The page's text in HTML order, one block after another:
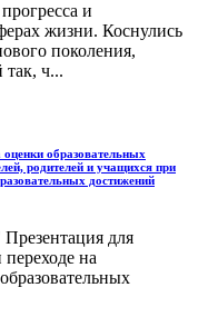
и
жизни. Коснулись
поколения,
так, ч...
образовательных
родителей и учащихся при
достижений
для
на